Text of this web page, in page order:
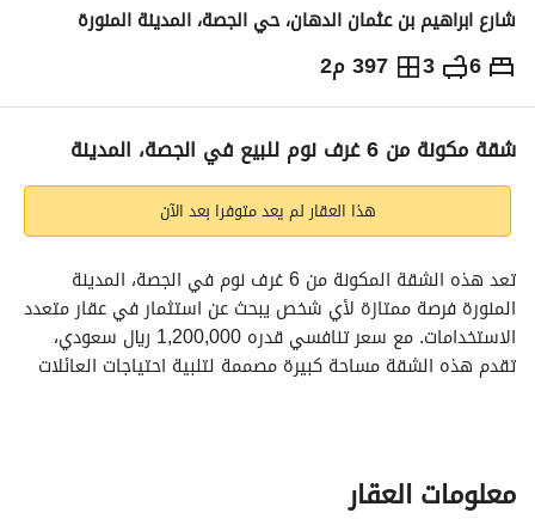
شارع ابراهيم بن عثمان الدهان، حي الجصة، المدينة المنورة
6
3 397 م2 ⃁
1,200,000
التفاصيل معلومات ترخيص الإعلان حاسبة التمويل شقة مكونة من 6 غرف نوم للبيع في الجصة، المدينة
هذا العقار لم يعد متوفرا بعد الآن
والخصوصية.
معلومات العقار